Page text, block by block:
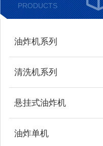
PRODUCTS
油炸机系列
清洗机系列
悬挂式油炸机
油炸单机